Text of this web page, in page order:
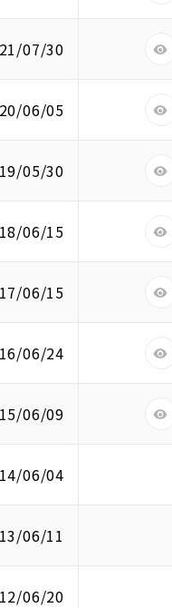
07/30
06/05
05/30
06/15
06/15
06/24
06/09
06/04
06/11
06/20